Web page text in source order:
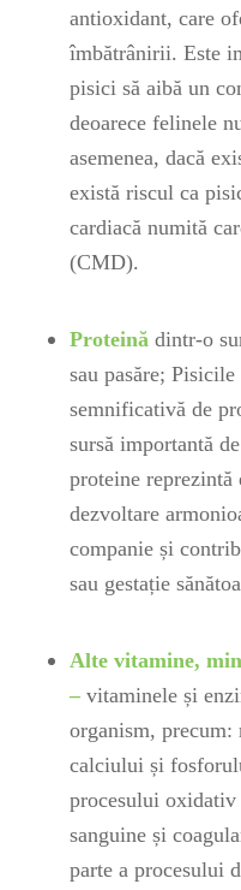
antioxidant, care
îmbătrânirii. Este
pisici să aibă un
deoarece felinele
asemenea, dacă
există riscul ca
cardiacă numită
(CMD).
Proteină dintr-o
sau pasăre;
semnificativă de
sursă importantă
proteine reprezintă
dezvoltare
companie și
sau gestație
Alte vitamine,
– vitaminele și
organism, precum:
calciului și
procesului
sanguine și
parte a procesului